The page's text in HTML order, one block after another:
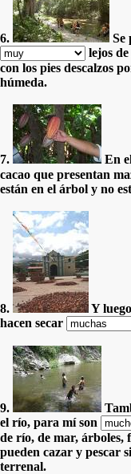
6.
Se
lejos
con los pies descalzos
húmeda.
7. En
cacao que presentan
están en el árbol y no
8.
Y
hacen secar
9.
el río, para mí son
de río, de mar, árboles,
pueden cazar y pescar
terrenal.